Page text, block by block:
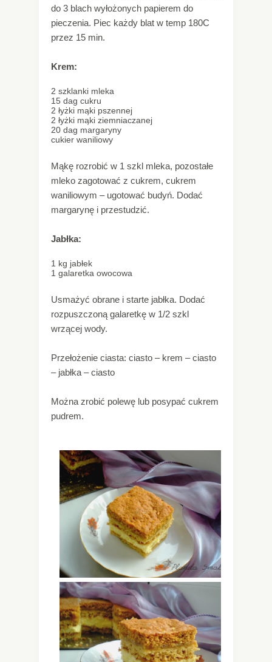
do 3 blach wyłożonych papierem do
pieczenia. Piec każdy blat w temp 180C
przez 15 min.
Krem:
2 szklanki mleka
15 dag cukru
2 łyżki mąki pszennej
2 łyżki mąki ziemniaczanej
20 dag margaryny
cukier waniliowy
Mąkę rozrobić w 1 szkl mleka, pozostałe
mleko zagotować z cukrem, cukrem
waniliowym – ugotować budyń. Dodać
margarynę i przestudzić.
Jabłka:
1 kg jabłek
1 galaretka owocowa
Usmażyć obrane i starte jabłka. Dodać
rozpuszczoną galaretkę w 1/2 szkl
wrzącej wody.
Przełożenie ciasta: ciasto – krem – ciasto
– jabłka – ciasto
Można zrobić polewę lub posypać cukrem
pudrem.